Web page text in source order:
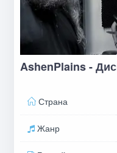
AshenPlains -
Страна
Жанр